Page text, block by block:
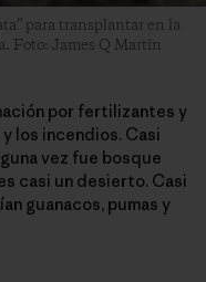
para transplantar en la
Foto: James Q Martin
por fertilizantes y
los incendios. Casi
vez fue bosque
casi un desierto. Casi
guanacos, pumas y